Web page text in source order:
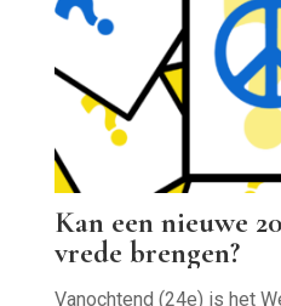
Kan een nieuwe
vrede brengen?
Vanochtend (24e) is het